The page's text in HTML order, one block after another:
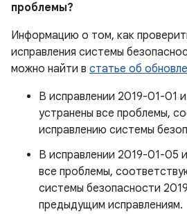
проблемы?
Информацию о том, как
исправления системы
можно найти в статье об
В исправлении 2019-01-01
устранены все проблемы,
исправлению системы
В исправлении 2019-01-05
все проблемы,
системы безопасности
предыдущим исправлениям.